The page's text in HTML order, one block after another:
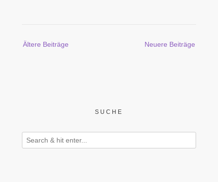
Beitragsnavigation
Ältere Beiträge Neuere Beiträge
SUCHE